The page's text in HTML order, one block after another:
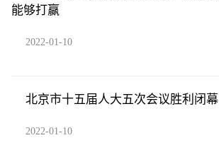
能够打赢
2022-01-10
北京市十五届人大五次会议胜利闭幕
2022-01-10